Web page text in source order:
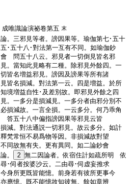
成唯識論演祕卷第五 末
論。三邪見等者。謗因果等。瑜伽第七･五十
五･五十八･對法第一互有不同。如瑜伽鈔
會 問五十八云。邪見者一切倒見皆名邪
見。當知此見略有二種。除邪見外餘四。一
切皆名増益邪見。謗因及謗果等所有諸
見皆名損減。對法第一云。四是増益。於所
知境増益自性･及差別故。即邪見外餘之四
見。一多分是損減見。一多分者由邪分別不
必損減故。一言全損。一云多分。何乃乖角
答五十八中偏指謗因果等邪見云皆
損減。對法通説一切邪見。故云多分。如計
釋梵常恒不易爲物等因。非損減故對望
不同故無有失。更有異同。如二論鈔會
論。 2 無二因論者。依宿住計如疏所明 依
尋･伺者按婆沙云。二由尋･伺虚妄推求
今身所更既皆能憶。前身若有彼所更事今
亦應憶。既不能憶故知彼無。餘如章辨